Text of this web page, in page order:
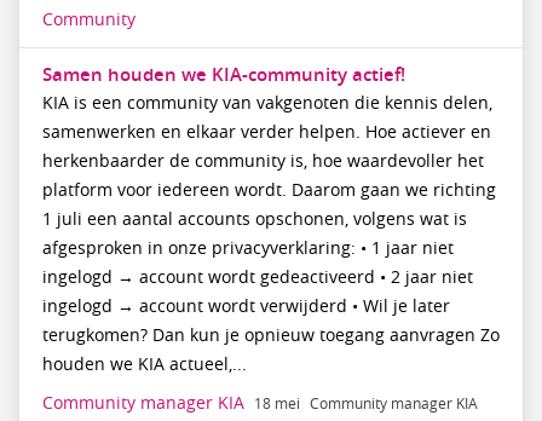
Community
Samen houden we KIA-community actief!
KIA is een community van vakgenoten die kennis delen,
samenwerken en elkaar verder helpen. Hoe actiever en
herkenbaarder de community is, hoe waardevoller het
platform voor iedereen wordt. Daarom gaan we richting
1 juli een aantal accounts opschonen, volgens wat is
afgesproken in onze privacyverklaring: • 1 jaar niet
ingelogd → account wordt gedeactiveerd • 2 jaar niet
ingelogd → account wordt verwijderd • Wil je later
terugkomen? Dan kun je opnieuw toegang aanvragen Zo
houden we KIA actueel,...
Community manager KIA 18 mei Community manager KIA